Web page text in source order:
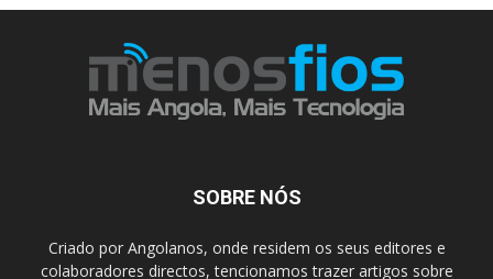
SOBRE NÓS
Criado por Angolanos, onde residem os seus editores e
colaboradores directos, tencionamos trazer artigos sobre